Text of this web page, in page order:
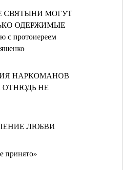
СВЯТЫНИ МОГУТ
ОДЕРЖИМЫЕ
протоиереем
НАРКОМАНОВ
НЕ
ЛЮБВИ
принято»